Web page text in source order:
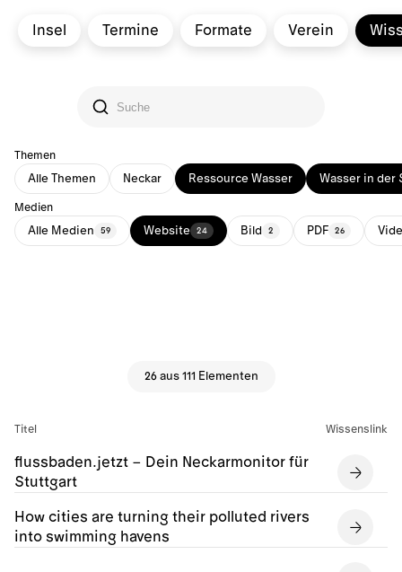
Insel Termine Formate Verein
Themen
Alle Themen Neckar Ressource Wasser Wasser in der
Medien
Alle Medien 59 Website 24 Bild 2 PDF 26
26 aus 111 Elementen
Titel Wissenslink
flussbaden.jetzt – Dein Neckarmonitor für
Stuttgart
How cities are turning their polluted rivers
into swimming havens